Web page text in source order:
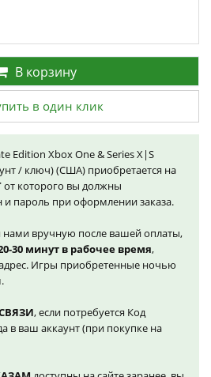
В корзину
в один клик
Edition Xbox One & Series X|S
/ ключ) (США) приобретается на
от которого вы должны
и пароль при оформлении заказа.
вручную после вашей оплаты,
30 минут в рабочее время,
Игры приобретенные ночью
, если потребуется Код
в ваш аккаунт (при покупке на